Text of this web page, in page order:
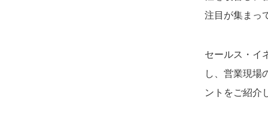
注目が集まっ
セールス・イ
し、営業現場
ントをご紹介